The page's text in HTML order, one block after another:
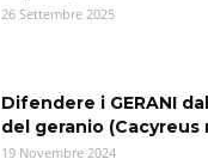
26 Settembre 2025
Difendere i GERANI
del geranio (Cacyreus
19 Novembre 2024